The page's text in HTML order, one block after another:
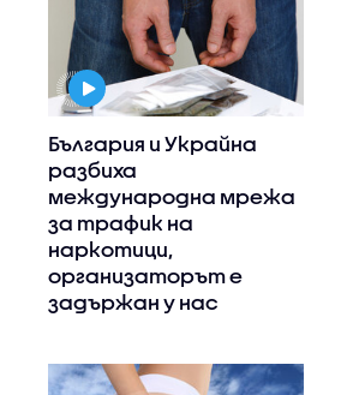
България и Украйна
разбиха
международна мрежа
за трафик на
наркотици,
организаторът е
задържан у нас